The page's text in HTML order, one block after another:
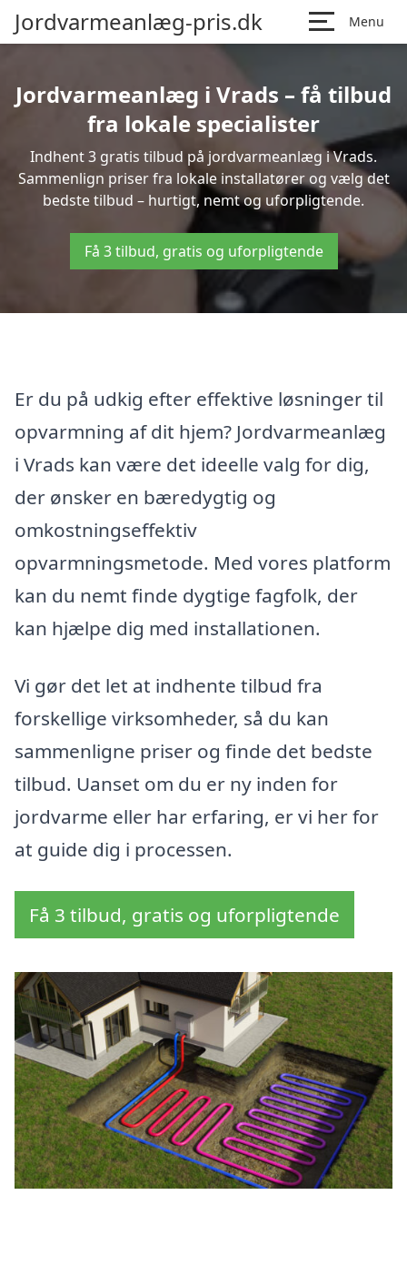
Jordvarmeanlæg-pris.dk Menu
Jordvarmeanlæg i Vrads – få tilbud
fra lokale specialister
Indhent 3 gratis tilbud på jordvarmeanlæg i Vrads.
Sammenlign priser fra lokale installatører og vælg det
bedste tilbud – hurtigt, nemt og uforpligtende.
Få 3 tilbud, gratis og uforpligtende
Er du på udkig efter effektive løsninger til
opvarmning af dit hjem? Jordvarmeanlæg
i Vrads kan være det ideelle valg for dig,
der ønsker en bæredygtig og
omkostningseffektiv
opvarmningsmetode. Med vores platform
kan du nemt finde dygtige fagfolk, der
kan hjælpe dig med installationen.
Vi gør det let at indhente tilbud fra
forskellige virksomheder, så du kan
sammenligne priser og finde det bedste
tilbud. Uanset om du er ny inden for
jordvarme eller har erfaring, er vi her for
at guide dig i processen.
Få 3 tilbud, gratis og uforpligtende